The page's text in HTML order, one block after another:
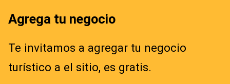
Agrega tu negocio
Te invitamos a agregar tu negocio
turístico a el sitio, es gratis.